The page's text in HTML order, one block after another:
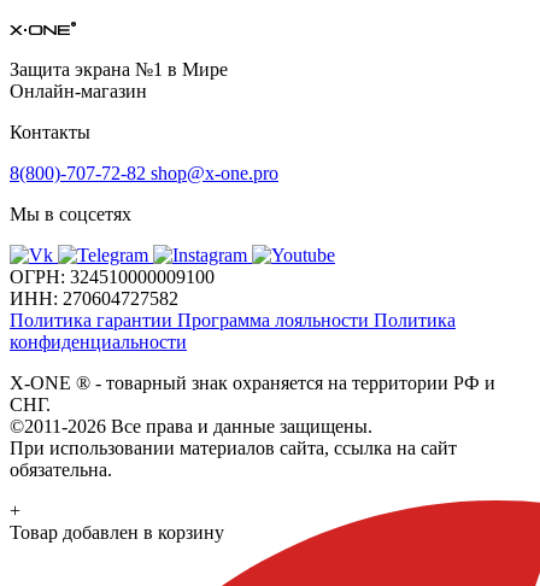
Защита экрана №1 в Мире
Онлайн-магазин
Контакты
8(800)-707-72-82 shop@x-one.pro
Мы в соцсетях
ОГРН: 324510000009100
ИНН: 270604727582
Политика гарантии Программа лояльности Политика
конфиденциальности
X-ONE ® - товарный знак охраняется на территории РФ и
СНГ.
©2011-2026 Все права и данные защищены.
При использовании материалов сайта, ссылка на сайт
обязательна.
+
Товар добавлен в корзину